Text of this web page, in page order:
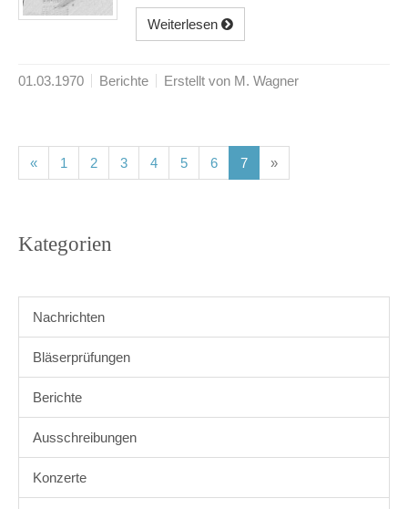
Weiterlesen
01.03.1970 Berichte Erstellt von M. Wagner
« 1 (current)
2(current)
3(current)
4(current)
5(current)
6(current)
7(current)
»
Kategorien
Nachrichten
Bläserprüfungen
Berichte
Ausschreibungen
Konzerte